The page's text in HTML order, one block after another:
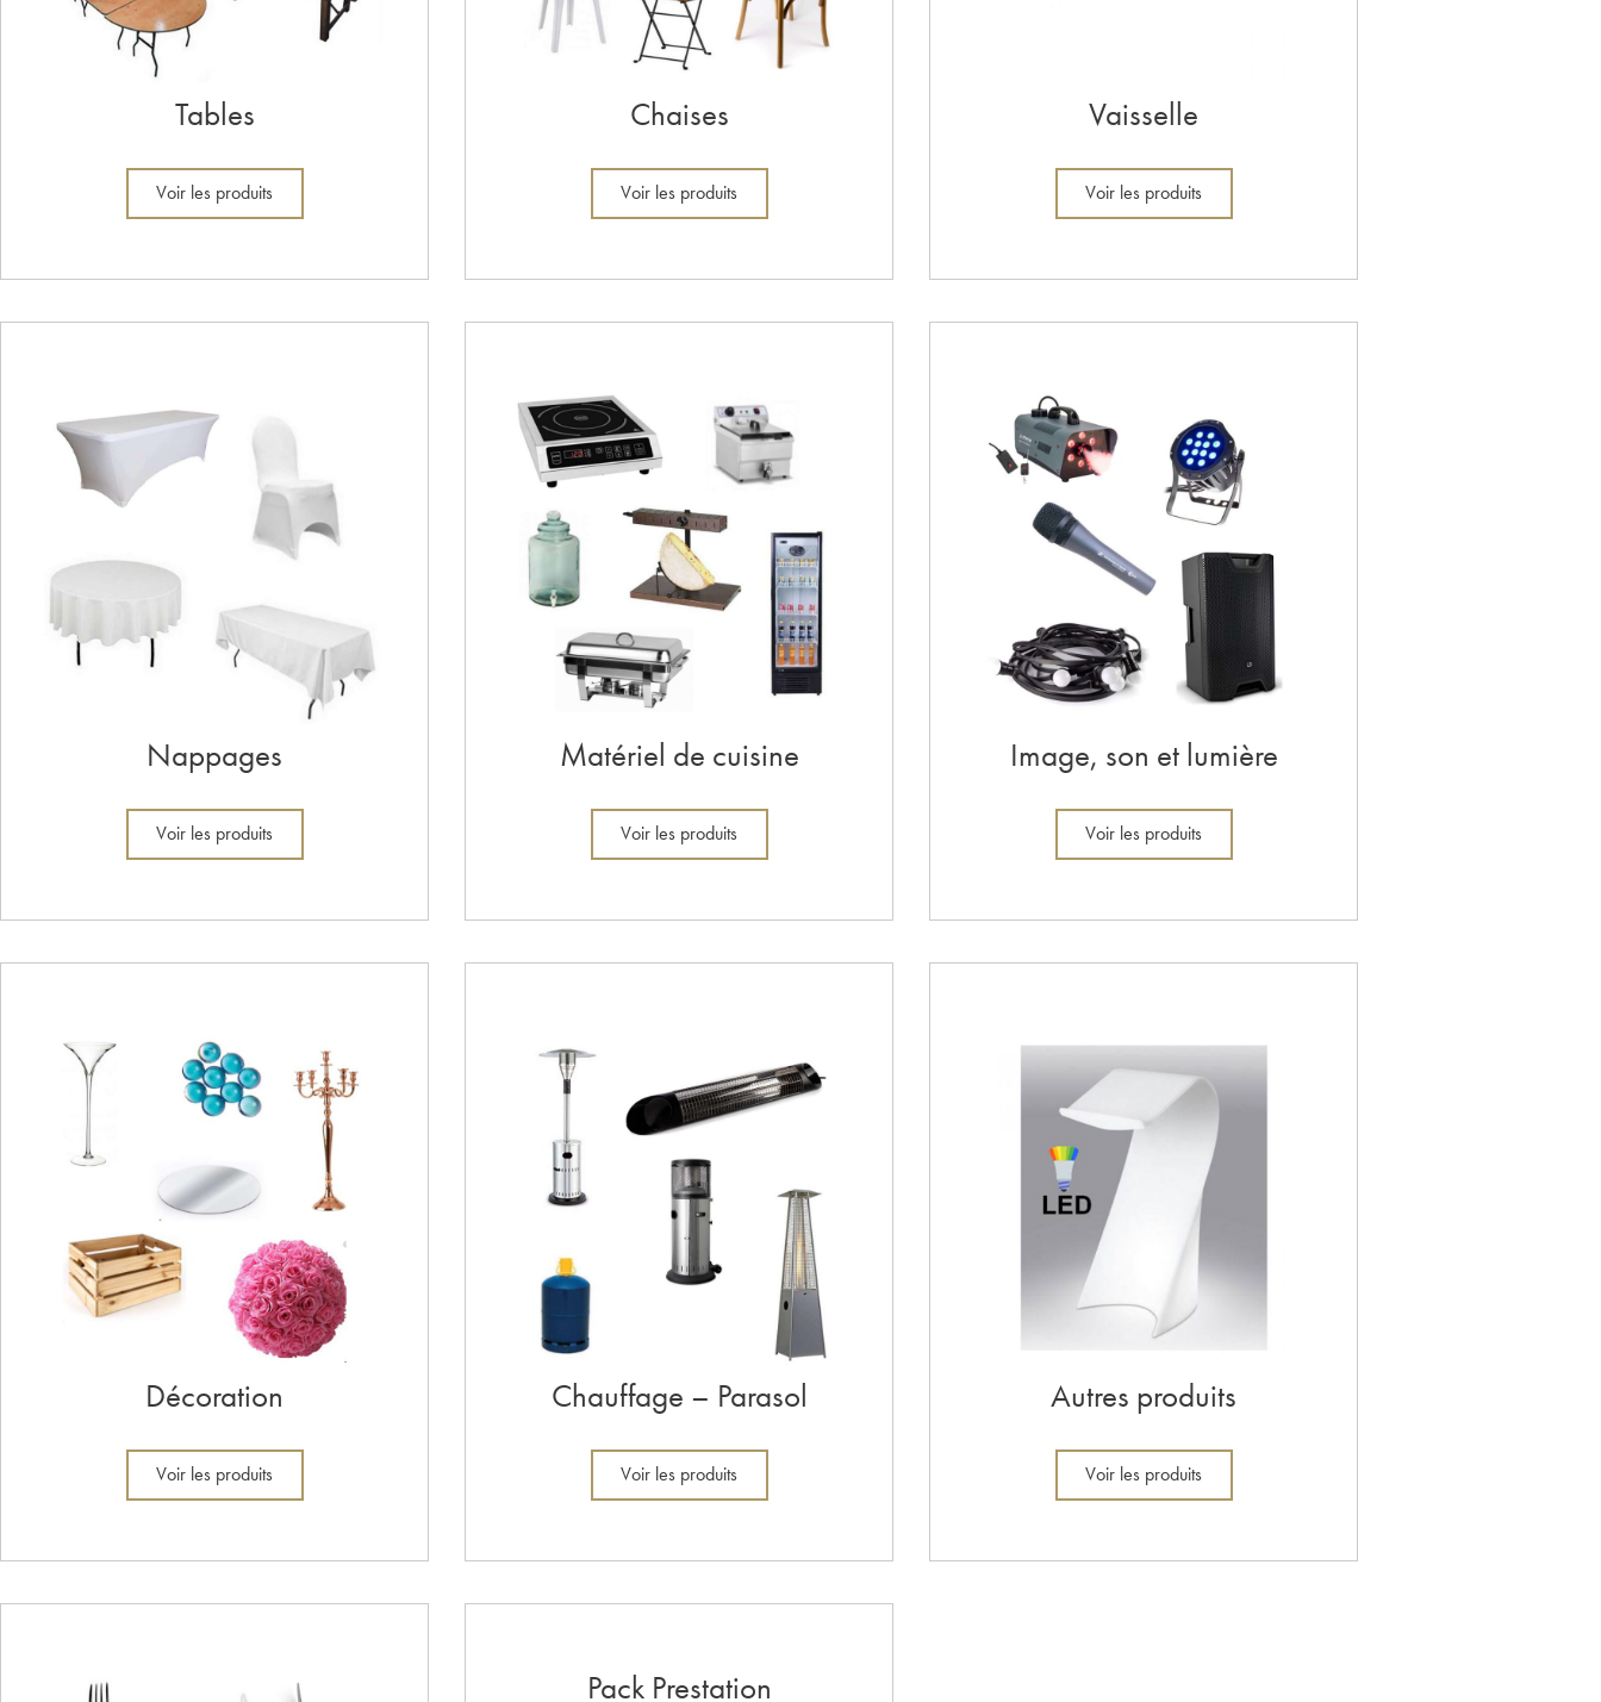
Tables
Voir les produits
Chaises
Voir les produits
Vaisselle
Voir les produits
Nappages
Voir les produits
Matériel de cuisine
Voir les produits
Image, son et lumière
Voir les produits
Décoration
Voir les produits
Chauffage – Parasol
Voir les produits
Autres produits
Voir les produits
Pack Prestation